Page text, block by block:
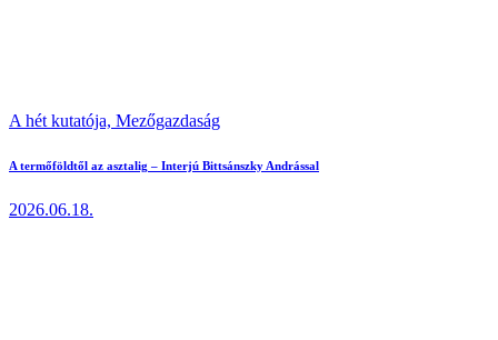
A hét kutatója, Mezőgazdaság
A termőföldtől az asztalig – Interjú Bittsánszky Andrással
2026.06.18.